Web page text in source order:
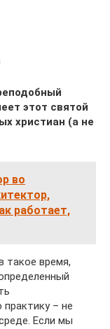
этот святой
христиан (а не
во
работает,
такое время,
практику – не
Если мы